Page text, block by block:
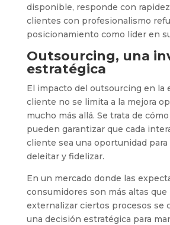
disponible, responde con
clientes con profesionalismo
posicionamiento como líder en
Outsourcing, una
estratégica
El impacto del outsourcing en la
cliente no se limita a la mejora
mucho más allá. Se trata de
pueden garantizar que cada
cliente sea una oportunidad
deleitar y fidelizar.
En un mercado donde las
consumidores son más altas que
externalizar ciertos procesos se
una decisión estratégica para